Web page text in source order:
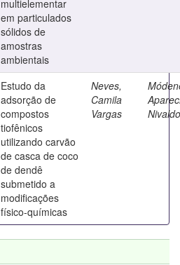
multielementar
em particulados
sólidos de
amostras
ambientais
Estudo da
adsorção de
compostos
tiofênicos
utilizando carvão
de casca de coco
de dendê
submetido a
modificações
físico-químicas
Neves,
Camila
Vargas
Nivaldo